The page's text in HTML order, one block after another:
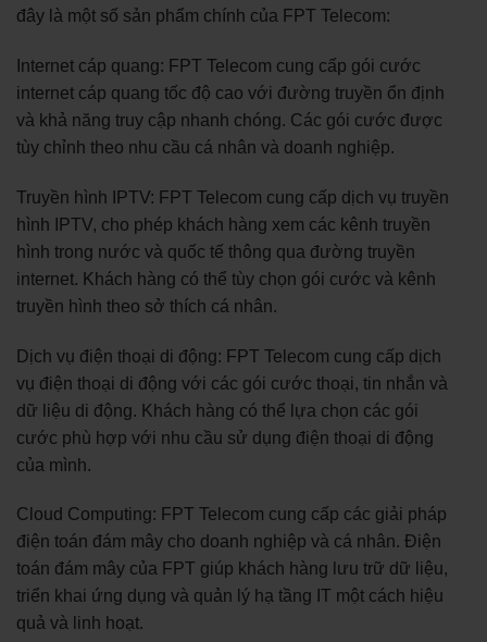
đây là một số sản phẩm chính của FPT Telecom:
Internet cáp quang: FPT Telecom cung cấp gói cước
internet cáp quang tốc độ cao với đường truyền ổn định
và khả năng truy cập nhanh chóng. Các gói cước được
tùy chỉnh theo nhu cầu cá nhân và doanh nghiệp.
Truyền hình IPTV: FPT Telecom cung cấp dịch vụ truyền
hình IPTV, cho phép khách hàng xem các kênh truyền
hình trong nước và quốc tế thông qua đường truyền
internet. Khách hàng có thể tùy chọn gói cước và kênh
truyền hình theo sở thích cá nhân.
Dịch vụ điện thoại di động: FPT Telecom cung cấp dịch
vụ điện thoại di động với các gói cước thoại, tin nhắn và
dữ liệu di động. Khách hàng có thể lựa chọn các gói
cước phù hợp với nhu cầu sử dụng điện thoại di động
của mình.
Cloud Computing: FPT Telecom cung cấp các giải pháp
điện toán đám mây cho doanh nghiệp và cá nhân. Điện
toán đám mây của FPT giúp khách hàng lưu trữ dữ liệu,
triển khai ứng dụng và quản lý hạ tầng IT một cách hiệu
quả và linh hoạt.